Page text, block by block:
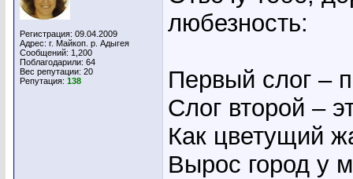
Регистрация: 09.04.2009
Адрес: г. Майкоп. р. Адыгея
Сообщений: 1,200
Поблагодарили: 64
Вес репутации: 20
Репутация: 138
любезность:
Первый слог –
Слог второй –
Как цветущий
Вырос город у